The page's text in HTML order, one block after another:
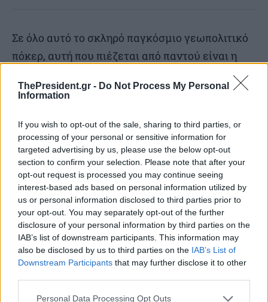
ThePresident.gr - Do Not Process My Personal
Information
If you wish to opt-out of the sale, sharing to third parties, or
processing of your personal or sensitive information for
targeted advertising by us, please use the below opt-out
section to confirm your selection. Please note that after your
opt-out request is processed you may continue seeing
interest-based ads based on personal information utilized by
us or personal information disclosed to third parties prior to
your opt-out. You may separately opt-out of the further
disclosure of your personal information by third parties on the
IAB’s list of downstream participants. This information may
also be disclosed by us to third parties on the IAB’s List of
Downstream Participants that may further disclose it to other
Personal Data Processing Opt Outs
Σε όλο αυτό το σκληρό παγκόσμιο γεωπολιτικό
πόκερ, αυτή που πιέζεται από παντού είναι η
Ευρώπη. Οικονομικά, πολιτικά και κοινωνικά. Οι
Ευρωπαίοι πολίτες φαίνεται ότι θα πληρώσουν
παιχνίδια της Ουάσιγκτον. Και θα είναι βαρύ το
τίμημα!
*ΟΔημήτρης Γ. Απόκης, είναι Διεθνολόγος και
Δημοσιογράφος, ειδικός σε θέματα
Αμερικανικής Πολιτικής. Απόφοιτος των
πανεπιστημίων TheAmericanUniversity,
SchoolofInternationalService, και
τουTheJohnsHopkinsUniversity, ThePaulH.